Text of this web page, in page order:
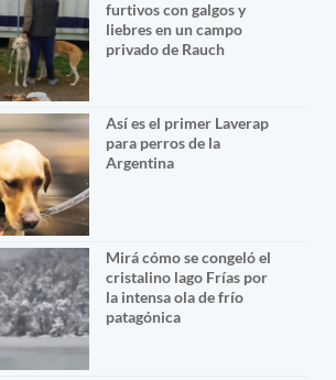
furtivos con galgos y
liebres en un campo
privado de Rauch
Así es el primer Laverap
para perros de la
Argentina
Mirá cómo se congeló el
cristalino lago Frías por
la intensa ola de frío
patagónica